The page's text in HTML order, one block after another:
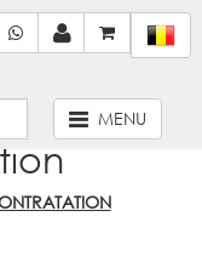
MENU